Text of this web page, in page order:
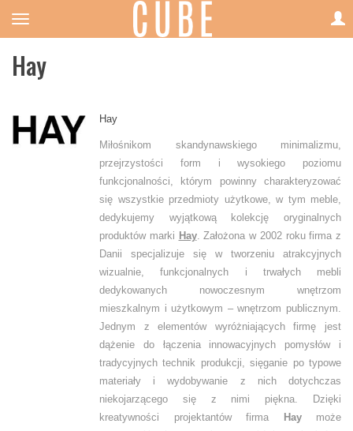
Hay
Hay
Miłośnikom skandynawskiego minimalizmu,
przejrzystości form i wysokiego poziomu
funkcjonalności, którym powinny charakteryzować
się wszystkie przedmioty użytkowe, w tym meble,
dedykujemy wyjątkową kolekcję oryginalnych
produktów marki Hay. Założona w 2002 roku firma z
Danii specjalizuje się w tworzeniu atrakcyjnych
wizualnie, funkcjonalnych i trwałych mebli
dedykowanych nowoczesnym wnętrzom
mieszkalnym i użytkowym – wnętrzom publicznym.
Jednym z elementów wyróżniających firmę jest
dążenie do łączenia innowacyjnych pomysłów i
tradycyjnych technik produkcji, sięganie po typowe
materiały i wydobywanie z nich dotychczas
niekojarzącego się z nimi piękna. Dzięki
kreatywności projektantów firma
Haymoże